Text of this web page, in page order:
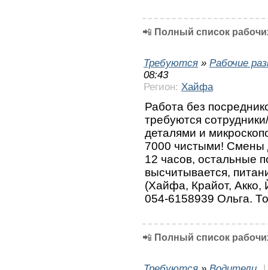
📲 Полный список
Требуются » Рабочие
08:43
Регион: Хайфа
Работа без
требуются
деталями и
7000 чистыми! Смены
12 часов, остальные
высчитывается,
(Хайфа, Крайот, Акко,
054-6158939 Ольга.
📲 Полный список